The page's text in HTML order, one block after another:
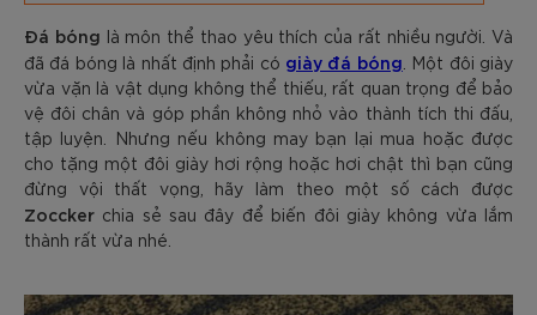
Đá bóng là môn thể thao yêu thích của rất nhiều người. Và
đã đá bóng là nhất định phải có giày đá bóng . Một đôi giày
vừa vặn là vật dụng không thể thiếu, rất quan trọng để bảo
vệ đôi chân và góp phần không nhỏ vào thành tích thi đấu,
tập luyện. Nhưng nếu không may bạn lại mua hoặc được
cho tặng một đôi giày hơi rộng hoặc hơi chật thì bạn cũng
đừng vội thất vọng, hãy làm theo một số cách được
Zoccker chia sẻ sau đây để biến đôi giày không vừa lắm
thành rất vừa nhé.